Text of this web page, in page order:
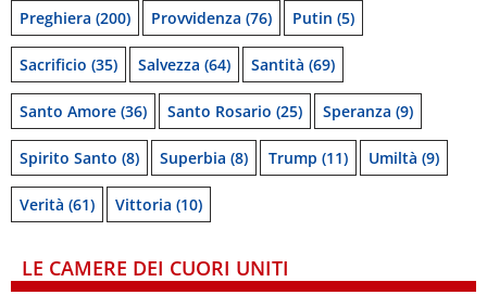
Preghiera (200) Provvidenza (76) Putin (5)
Sacrificio (35) Salvezza (64) Santità (69)
Santo Amore (36) Santo Rosario (25) Speranza (9)
Spirito Santo (8) Superbia (8) Trump (11) Umiltà (9)
Verità (61) Vittoria (10)
LE CAMERE DEI CUORI UNITI